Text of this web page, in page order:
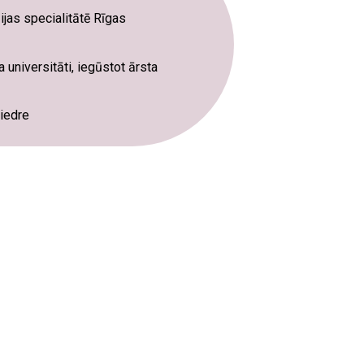
specialitātē Rīgas
universitāti, iegūstot ārsta